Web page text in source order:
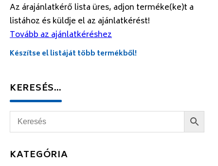
Az árajánlatkérő lista üres, adjon terméke(ke)t a
listához és küldje el az ajánlatkérést!
Tovább az ajánlatkéréshez
Készítse el listáját több termékből!
KERESÉS…
KATEGÓRIA